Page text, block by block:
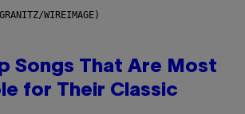
WIREIMAGE)
Songs That Are Most
for Their Classic